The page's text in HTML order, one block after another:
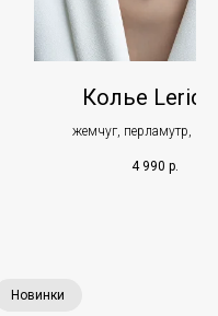
Колье Lerici
жемчуг, перламутр,
4 990 р.
Новинки